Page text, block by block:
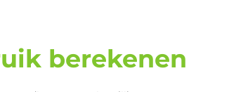
berekenen